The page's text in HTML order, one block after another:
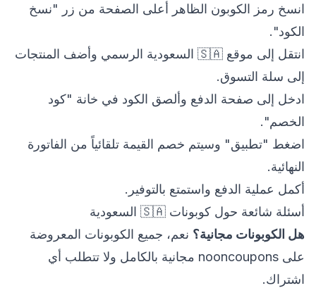
انسخ رمز الكوبون الظاهر أعلى الصفحة من زر "نسخ
الكود".
انتقل إلى موقع 🇸🇦 السعودية الرسمي وأضف المنتجات
إلى سلة التسوق.
ادخل إلى صفحة الدفع وألصق الكود في خانة "كود
الخصم".
اضغط "تطبيق" وسيتم خصم القيمة تلقائياً من الفاتورة
النهائية.
أكمل عملية الدفع واستمتع بالتوفير.
أسئلة شائعة حول كوبونات 🇸🇦 السعودية
هل الكوبونات مجانية؟ نعم، جميع الكوبونات المعروضة
على nooncoupons مجانية بالكامل ولا تتطلب أي
اشتراك.